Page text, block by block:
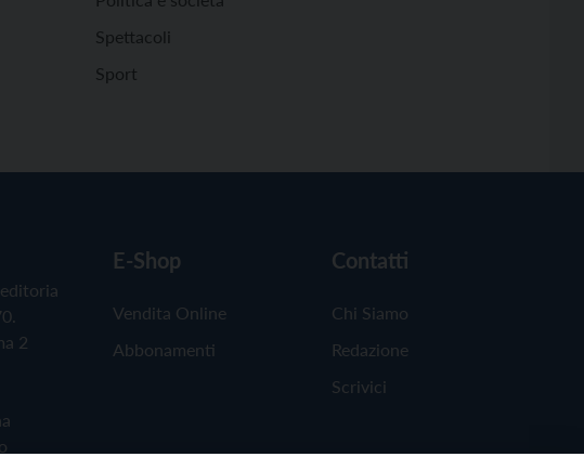
Spettacoli
Sport
2
E-Shop
Vendita Online
Abbonamenti
Contatti
Chi Siamo
Redazione
Scrivici